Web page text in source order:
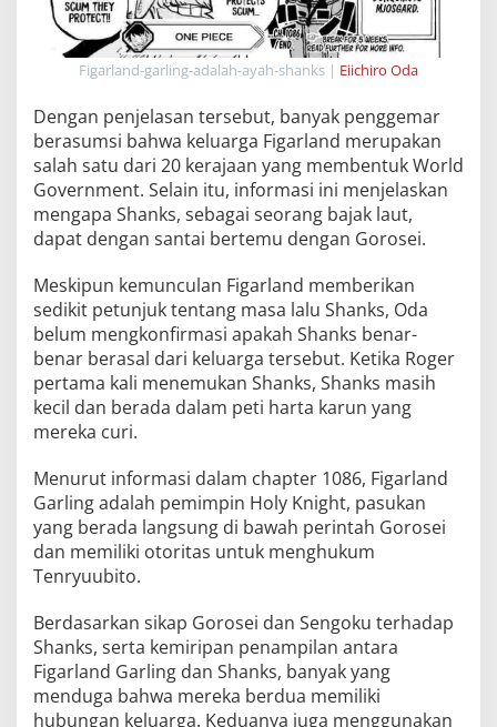
Figarland-garling-adalah-ayah-shanks | Eiichiro Oda
Dengan penjelasan tersebut, banyak penggemar
berasumsi bahwa keluarga Figarland merupakan
salah satu dari 20 kerajaan yang membentuk World
Government. Selain itu, informasi ini menjelaskan
mengapa Shanks, sebagai seorang bajak laut,
dapat dengan santai bertemu dengan Gorosei.
Meskipun kemunculan Figarland memberikan
sedikit petunjuk tentang masa lalu Shanks, Oda
belum mengkonfirmasi apakah Shanks benar-
benar berasal dari keluarga tersebut. Ketika Roger
pertama kali menemukan Shanks, Shanks masih
kecil dan berada dalam peti harta karun yang
mereka curi.
Menurut informasi dalam chapter 1086, Figarland
Garling adalah pemimpin Holy Knight, pasukan
yang berada langsung di bawah perintah Gorosei
dan memiliki otoritas untuk menghukum
Tenryuubito.
Berdasarkan sikap Gorosei dan Sengoku terhadap
Shanks, serta kemiripan penampilan antara
Figarland Garling dan Shanks, banyak yang
menduga bahwa mereka berdua memiliki
hubungan keluarga. Keduanya juga menggunakan